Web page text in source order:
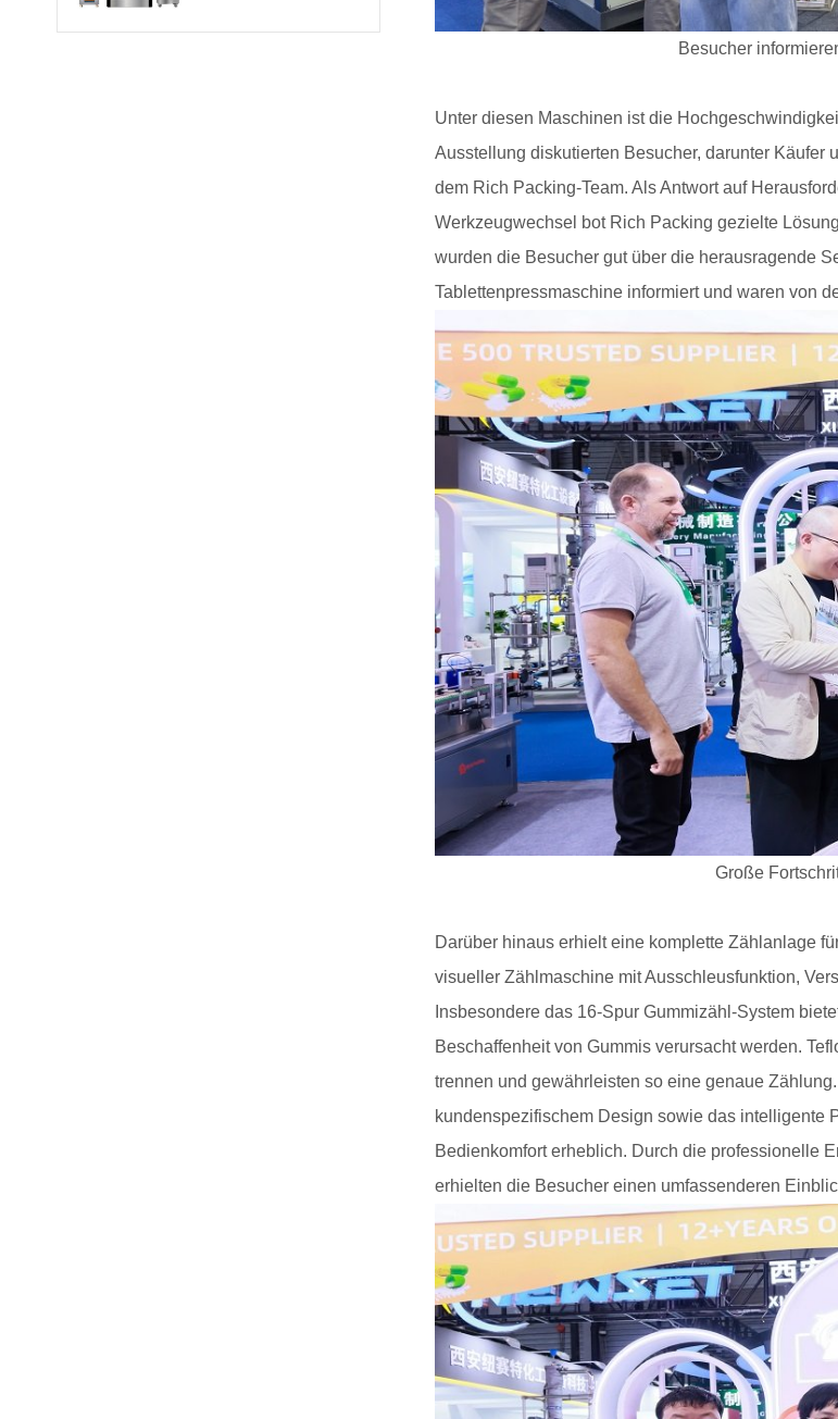
Besucher
Unter diesen Maschinen ist die
Ausstellung diskutierten Besucher, darunter Käufer
dem Rich Packing-Team. Als Antwort auf
Werkzeugwechsel bot Rich Packing gezielte
wurden die Besucher gut über die herausragende
Tablettenpressmaschine informiert und waren von
Große
Darüber hinaus erhielt eine komplette Zählanlage
visueller Zählmaschine mit Ausschleusfunktion,
Insbesondere das 16-Spur Gummizähl-System
Beschaffenheit von Gummis verursacht werden.
trennen und gewährleisten so eine genaue
kundenspezifischem Design sowie das intelligente
Bedienkomfort erheblich. Durch die professionelle
erhielten die Besucher einen umfassenderen